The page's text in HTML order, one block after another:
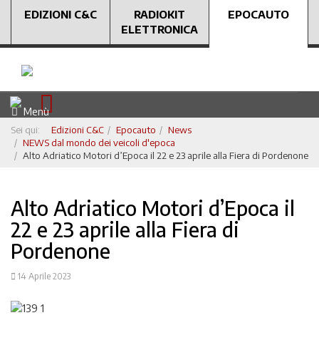
EDIZIONI C&C
RADIOKIT
ELETTRONICA
EPOCAUTO
Menù
Sei qui: Edizioni C&C Epocauto
News
NEWS dal mondo dei veicoli d'epoca
Alto Adriatico Motori d’Epoca il 22 e 23 aprile alla Fiera di Pordenone
Alto Adriatico Motori d’Epoca il
22 e 23 aprile alla Fiera di
Pordenone
14 Aprile 2023